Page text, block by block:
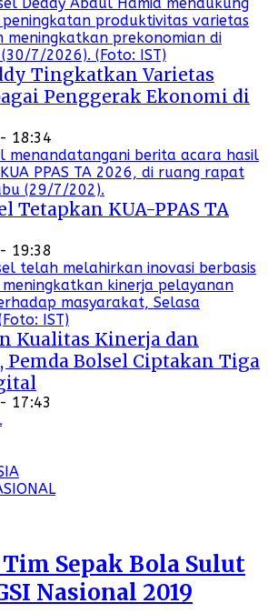
Tingkatkan Varietas
Penggerak Ekonomi di
18:34
Tetapkan KUA-PPAS TA
19:38
Kualitas Kinerja dan
Pemda Bolsel Ciptakan Tiga
17:43
Sepak Bola Sulut
Nasional 2019